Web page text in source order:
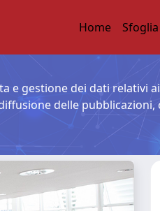
Home Sfoglia
e gestione dei dati relativi
delle